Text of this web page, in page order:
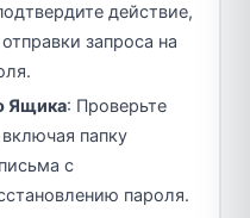
действие,
запроса на
Ящика: Проверьте
папку
с
пароля.